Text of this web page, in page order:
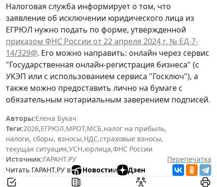
Налоговая служба информирует о том, что
заявление об исключении юридического лица из
ЕГРЮЛ нужно подать по форме, утвержденной
приказом ФНС России от 22 апреля 2024 г. № ЕД-7-
14/329@. Его можно направить: онлайн через сервис
"Государственная онлайн-регистрация бизнеса" (с
УКЭП или с использованием сервиса "Госключ"), а
также можно предоставить лично на бумаге с
обязательным нотариальным заверением подписей.
Авторы:Елена Букач
Теги:2026,ЕГРЮЛ,МРОТ,МСБ,налог на прибыль,
налоги, сборы, взносы,НДС,страховые взносы,
текущая ситуация,УСН,юрлица,ФНС России
Источник:ГАРАНТ.РУ
Перепечатка
Читать ГАРАНТ.РУ в
Новостии Дзен